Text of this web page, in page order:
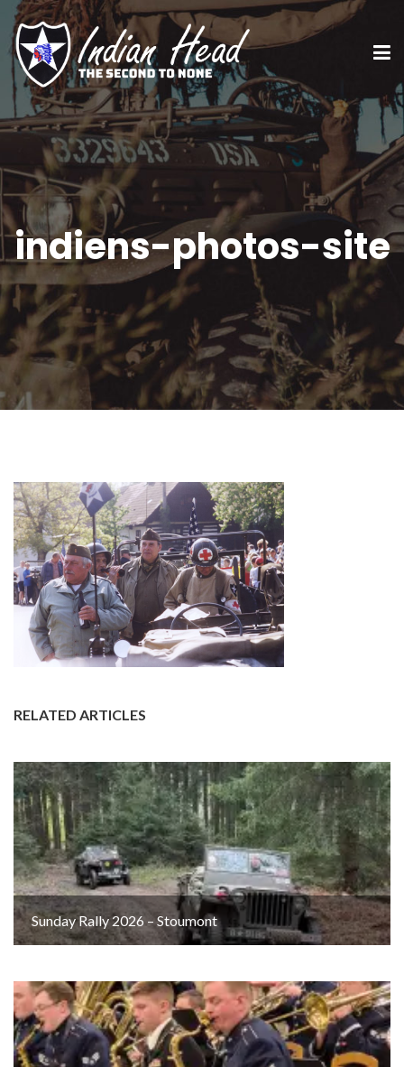
indiens-photos-site
RELATED ARTICLES
Sunday Rally 2026 – Stoumont